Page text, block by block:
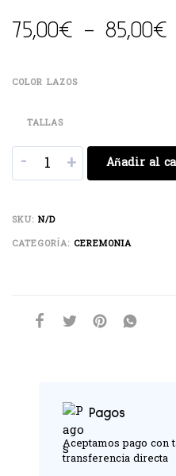
75,00€ - 85,00€
COLOR LAZOS
TALLAS
- + Añadir al
SKU: N/D
CATEGORÍA: CEREMONIA
Pagos
Aceptamos pago con
transferencia directa